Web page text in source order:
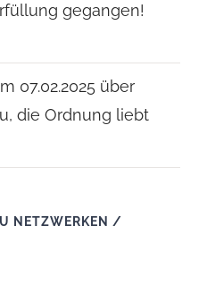
gegangen!
07.02.2025 über
die Ordnung liebt
NETZWERKEN /